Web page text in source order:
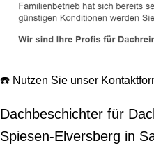
☎️ Nutzen Sie unser
Dachbeschichter für
Spiesen-Elversberg in